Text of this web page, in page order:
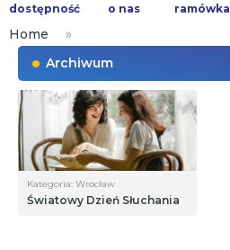
treści
dostępność o nas ramówka
Home
»
Archiwum
Kategoria: Wrocław
Światowy Dzień Słuchania